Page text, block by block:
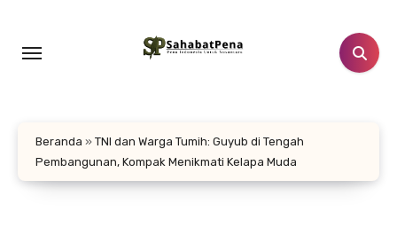
konten
Beranda » TNI dan Warga Tumih: Guyub di Tengah
Pembangunan, Kompak Menikmati Kelapa Muda